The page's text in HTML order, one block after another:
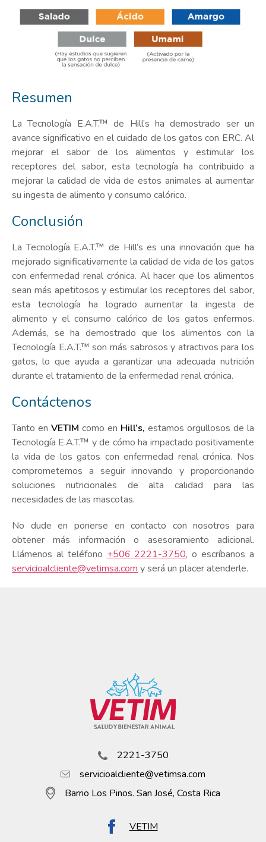
Resumen
La Tecnología E.A.T.™ de Hill’s ha demostrado ser un
avance significativo en el cuidado de los gatos con ERC. Al
mejorar el sabor de los alimentos y estimular los
receptores del sabor, esta tecnología ha contribuido a
mejorar la calidad de vida de estos animales al aumentar
su ingesta de alimento y consumo calórico.
Conclusión
La Tecnología E.A.T.™ de Hill’s es una innovación que ha
mejorado significativamente la calidad de vida de los gatos
con enfermedad renal crónica. Al hacer que los alimentos
sean más apetitosos y estimular los receptores del sabor,
esta tecnología ha logrado aumentar la ingesta de
alimento y el consumo calórico de los gatos enfermos.
Además, se ha demostrado que los alimentos con la
Tecnología E.A.T.™ son más sabrosos y atractivos para los
gatos, lo que ayuda a garantizar una adecuada nutrición
durante el tratamiento de la enfermedad renal crónica.
Contáctenos
Tanto en VETIM como en Hill’s, estamos orgullosos de la
Tecnología E.A.T.™ y de cómo ha impactado positivamente
la vida de los gatos con enfermedad renal crónica. Nos
comprometemos a seguir innovando y proporcionando
soluciones nutricionales de alta calidad para las
necesidades de las mascotas.
No dude en ponerse en contacto con nosotros para
obtener más información o asesoramiento adicional.
Llámenos al teléfono +506 2221-3750, o escríbanos a
servicioalcliente@vetimsa.com y será un placer atenderle.
2221-3750
servicioalcliente@vetimsa.com
Barrio Los Pinos. San José, Costa Rica
VETIM